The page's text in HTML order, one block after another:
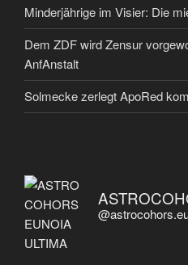
Minderjährige im Visier: Die
Dem ZDF wird Zensur
AnfAnstalt
Solmecke zerlegt ApoRed